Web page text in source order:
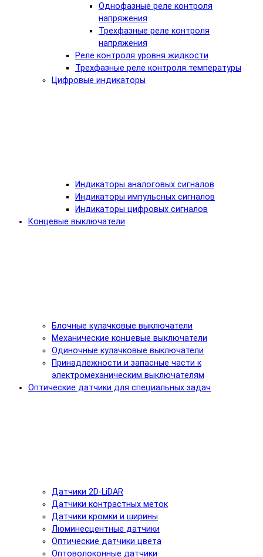
Однофазные реле контроля
напряжения
Трехфазные реле контроля
напряжения
Реле контроля уровня жидкости
Трехфазные реле контроля температуры
Цифровые индикаторы
Индикаторы аналоговых сигналов
Индикаторы импульсных сигналов
Индикаторы цифровых сигналов
Концевые выключатели
Блочные кулачковые выключатели
Механические концевые выключатели
Одиночные кулачковые выключатели
Принадлежности и запасные части к
электромеханическим выключателям
Оптические датчики для специальных задач
Датчики 2D-LiDAR
Датчики контрастных меток
Датчики кромки и ширины
Люминесцентные датчики
Оптические датчики цвета
Оптоволоконные датчики